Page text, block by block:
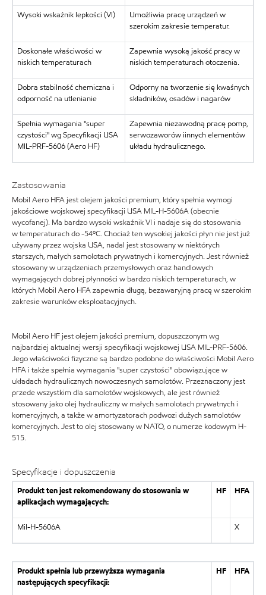
Wysoki wskaźnik lepkości (VI)
Umożliwia pracę urządzeń w
szerokim zakresie temperatur.
Doskonałe właściwości w
niskich temperaturach
Zapewnia wysoką jakość pracy w
niskich temperaturach otoczenia.
Dobra stabilność chemiczna i
odporność na utlenianie
Odporny na tworzenie się kwaśnych
składników, osadów i nagarów
Spełnia wymagania "super
czystości" wg Specyfikacji USA
MIL-PRF-5606 (Aero HF)
Zapewnia niezawodną pracę pomp,
serwozaworów iinnych elementów
układu hydraulicznego.
Zastosowania
Mobil Aero HFA jest olejem jakości premium, który spełnia wymogi
jakościowe wojskowej specyfikacji USA MIL-H-5606A (obecnie
wycofanej). Ma bardzo wysoki wskaźnik VI i nadaje się do stosowania
w temperaturach do -54ºC. Chociaż ten wysokiej jakości płyn nie jest już
używany przez wojska USA, nadal jest stosowany w niektórych
starszych, małych samolotach prywatnych i komercyjnych. Jest również
stosowany w urządzeniach przemysłowych oraz handlowych
wymagających dobrej płynności w bardzo niskich temperaturach, w
których Mobil Aero HFA zapewnia długą, bezawaryjną pracę w szerokim
zakresie warunków eksploatacyjnych.
Mobil Aero HF jest olejem jakości premium, dopuszczonym wg
najbardziej aktualnej wersji specyfikacji wojskowej USA MIL-PRF-5606.
Jego właściwości fizyczne są bardzo podobne do właściwości Mobil Aero
HFA i także spełnia wymagania "super czystości" obowiązujące w
układach hydraulicznych nowoczesnych samolotów. Przeznaczony jest
przede wszystkim dla samolotów wojskowych, ale jest również
stosowany jako olej hydrauliczny w małych samolotach prywatnych i
komercyjnych, a także w amortyzatorach podwozi dużych samolotów
komercyjnych. Jest to olej stosowany w NATO, o numerze kodowym H-
515.
Specyfikacje i dopuszczenia
Produkt ten jest rekomendowany do stosowania w
aplikacjach wymagających:
HF HFA
Mil-H-5606A X
Produkt spełnia lub przewyższa wymagania
następujących specyfikacji:
HF HFA